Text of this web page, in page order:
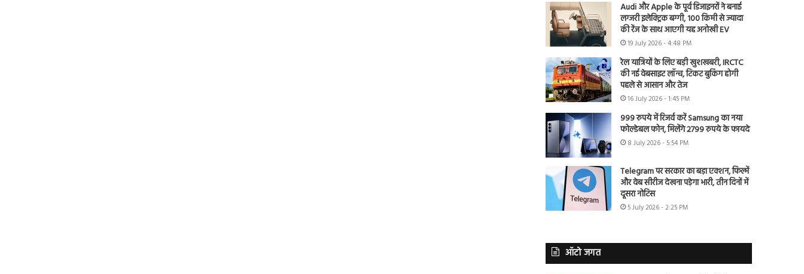
Audi और Apple के पूर्व डिजाइनरों ने बनाई
लग्जरी इलेक्ट्रिक बग्गी, 100 किमी से ज्यादा
की रेंज के साथ आएगी यह अनोखी EV
19 July 2026 - 4:48 PM
रेल यात्रियों के लिए बड़ी खुशखबरी, IRCTC
की नई वेबसाइट लॉन्च, टिकट बुकिंग होगी
पहले से आसान और तेज
16 July 2026 - 1:45 PM
999 रुपये में रिजर्व करें Samsung का नया
फोल्डेबल फोन, मिलेंगे 2799 रुपये के फायदे
8 July 2026 - 5:54 PM
Telegram पर सरकार का बड़ा एक्शन, फिल्में
और वेब सीरीज देखना पड़ेगा भारी, तीन दिनों में
दूसरा नोटिस
5 July 2026 - 2:25 PM
ऑटो जगत